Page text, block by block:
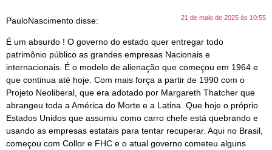
PauloNascimento disse: 21 de maio de 2025 às 10:55
É um absurdo ! O governo do estado quer entregar todo
patrimônio público as grandes empresas Nacionais e
internacionais. É o modelo de alienação que começou em 1964 e
que continua até hoje. Com mais força a partir de 1990 com o
Projeto Neoliberal, que era adotado por Margareth Thatcher que
abrangeu toda a América do Morte e a Latina. Que hoje o próprio
Estados Unidos que assumiu como carro chefe está quebrando e
usando as empresas estatais para tentar recuperar. Aqui no Brasil,
começou com Collor e FHC e o atual governo cometeu alguns